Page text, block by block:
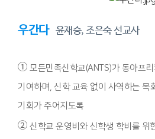
우간다 윤재승, 조은숙 선교사
① 모든민족신학교(ANTS)가 동아프리
기여하며, 신학 교육 없이 사역하는 목
기회가 주어지도록
② 신학교 운영비와 신학생 학비를 위